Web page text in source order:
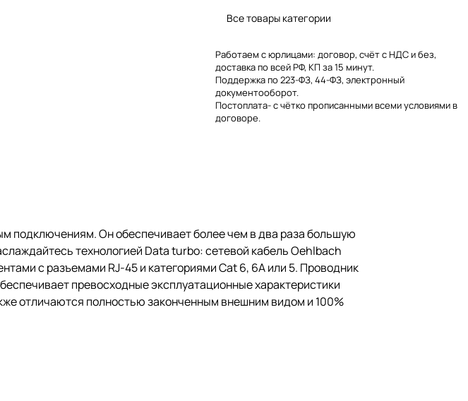
Все товары категории
Работаем с юрлицами: договор, счёт с НДС и без,
доставка по всей РФ, КП за 15 минут.
Поддержка по 223-ФЗ, 44-ФЗ, электронный
документооборот.
Постоплата- с чётко прописанными всеми условиями в
договоре.
подключениям. Он обеспечивает более чем в два раза большую
технологией Data turbo: сетевой кабель Oehlbach
с разъемами RJ-45 и категориями Cat 6, 6A или 5. Проводник
превосходные эксплуатационные характеристики
отличаются полностью законченным внешним видом и 100%